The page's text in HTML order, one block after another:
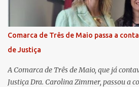
pautas estratégicas, como a atualização
Remuneração dos Administradores
do Fundo Social, reforçando o
transparência e a governança. No
Núcleo, o presidente da Sicredi União RS/
um balanço das principais real...
Comarca de Três de Maio passa a
de Justiça
A Comarca de Três de Maio, que já
Justiça Dra. Carolina Zimmer, passou a